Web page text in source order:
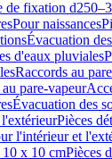
de fixation
Pour naissances
Évacuation
d'eaux pluviales
Raccords au
pare-vapeur
Évacuation des
Pièces
l'intérieur et
10 x 10 cmPièces